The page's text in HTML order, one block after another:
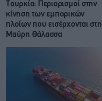
Τουρκία: Περιορισμοί στην
κίνηση των εμπορικών
πλοίων που εισέρχονται στη
Μαύρη Θάλασσα